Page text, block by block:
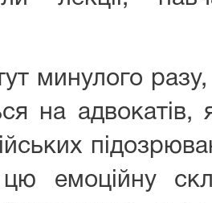
минулого
на адвокатів,
емоційну